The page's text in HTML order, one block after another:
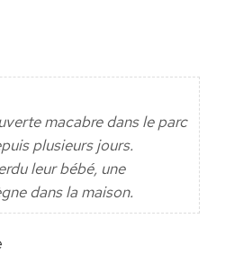
macabre dans le parc
plusieurs jours.
leur bébé, une
dans la maison.